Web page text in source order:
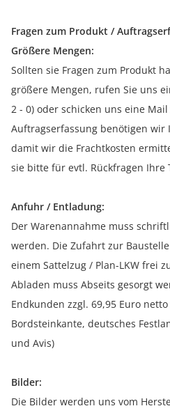
Fragen zum Produkt /
Größere Mengen:
Sollten sie Fragen zum Produkt
größere Mengen, rufen Sie uns
2 - 0) oder schicken uns eine
Auftragserfassung benötigen wir
damit wir die Frachtkosten
sie bitte für evtl. Rückfragen Ihre
Anfuhr / Entladung:
Der Warenannahme muss
werden. Die Zufahrt zur
einem Sattelzug / Plan-LKW frei
Abladen muss Abseits gesorgt
Endkunden zzgl. 69,95 Euro
Bordsteinkante, deutsches
und Avis)
Bilder:
Die Bilder werden uns vom